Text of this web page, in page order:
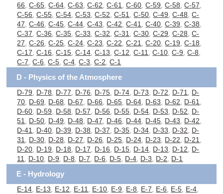
66 ,C-65 ,C-64 ,C-63 ,C-62 ,C-61 ,C-60 ,C-59 ,C-58 ,C-57
C-56 ,C-55 ,C-54 ,C-53 ,C-52 ,C-51 ,C-50 ,C-49 ,C-48 ,C-
47 ,C-46 ,C-45 ,C-44 ,C-43 ,C-42 ,C-41 ,C-40 ,C-39 ,C-38
C-37 ,C-36 ,C-35 ,C-33 ,C-32 ,C-31 ,C-30 ,C-29 ,C-28 ,C-
27 ,C-26 ,C-25 ,C-24 ,C-23 ,C-22 ,C-21 ,C-20 ,C-19 ,C-18
C-17 ,C-16 ,C-15 ,C-14 ,C-13 ,C-12 ,C-11 ,C-10 ,C-9 ,C-8
C-7 ,C-6 ,C-5 ,C-4 ,C-3 ,C-2 ,C-1
D - Physics of the Atmosphere
D-79 D-78 D-77 D-76 D-75 D-74 D-73 D-72 D-71
D-
70 D-69 D-68 D-67 D-66 D-65 D-64 D-63 D-62 D-61
D-60 D-59 D-58 D-57 D-56 D-55 D-54 D-53 D-52
D-
51
D-50 D-49 D-48 D-47 D-46 D-44 D-45 D-43 D-42
D-41
D-40 D-39 D-38 D-37 D-35 D-34 D-33 D-32
D-
31
D-30 D-28 D-27 D-26 D-25 D-24 D-23 D-22 D-21
D-20 D-19 D-18 D-17 D-16 D-15 D-14 D-13 D-12
D-
11
D-10 D-9 D-8 D-7 D-6 D-5 D-4 D-3 D-2 D-1
E - Hydrology
E-14 E-13 E-12 E-11 E-10 E-9 E-8 E-7 E-6 E-5 E-4